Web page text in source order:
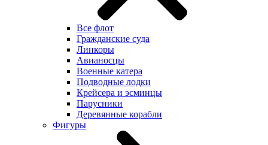
Все флот
Гражданские суда
Линкоры
Авианосцы
Военные катера
Подводные лодки
Крейсера и эсминцы
Парусники
Деревянные корабли
Фигуры